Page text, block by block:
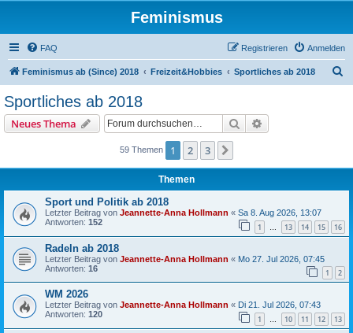
Feminismus
FAQ Anmelden
Registrieren
Feminismus ab (Since) 2018 Freizeit&Hobbies Sportliches ab 2018
Sportliches ab 2018
Neues Thema Suche
59 Themen 1 2 3
Themen
Sport und Politik ab 2018
Letzter Beitrag von Jeannette-Anna Hollmann « Sa 8. Aug 2026, 13:07
Antworten: 152 1 … 13 14 15 16
Radeln ab 2018
Letzter Beitrag von Jeannette-Anna Hollmann « Mo 27. Jul 2026, 07:45
Antworten: 16 1 2
WM 2026
Letzter Beitrag von Jeannette-Anna Hollmann « Di 21. Jul 2026, 07:43
Antworten: 120 1 … 10 11 12 13